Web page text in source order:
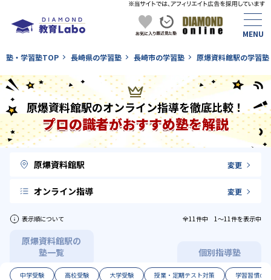
塾・学習塾TOP 長崎県の学習塾 長崎市の学習塾 原爆資料館駅の学習塾
原爆資料館駅のオンライン指導を徹底比較！
プロの識者がおすすめ塾を解説
原爆資料館駅 変更
オンライン指導 変更
表示順について 全11件中 1〜11件を表示中
原爆資料館駅の
塾一覧
個別指導塾
中学受験 高校受験 大学受験 授業・定期テスト対策 学習習慣の